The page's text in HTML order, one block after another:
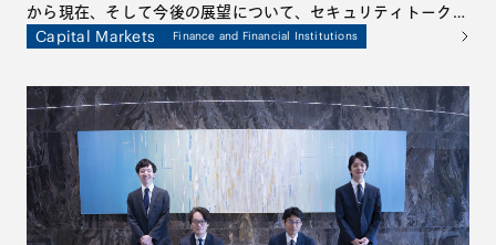
から現在、そして今後の展望について、セキュリティトークン
のプラクティスに深くかかわる3名の弁護士による座談会形式
Capital Markets Finance and Financial Institutions